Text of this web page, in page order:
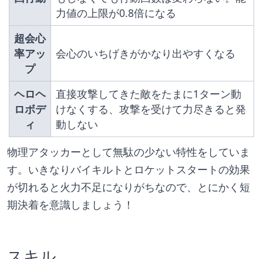
力値の上限が0.8倍になる
超会心
率アッ
プ
会心のいちげきがかなり出やすくなる
ヘロヘ
ロボデ
ィ
直接攻撃してきた敵をたまに1ターン動
けなくする、攻撃を受けて力尽きると発
動しない
物理アタッカーとして無駄の少ない特性をしていま
す。いきなりバイキルトとロケットスタートの効果
が切れると火力不足になりがちなので、とにかく短
期決着を意識しましょう！